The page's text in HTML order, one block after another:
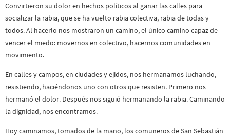
Convirtieron su dolor en hechos políticos al ganar las calles para
socializar la rabia, que se ha vuelto rabia colectiva, rabia de todas y
todos. Al hacerlo nos mostraron un camino, el único camino capaz de
vencer el miedo: movernos en colectivo, hacernos comunidades en
movimiento.
En calles y campos, en ciudades y ejidos, nos hermanamos luchando,
resistiendo, haciéndonos uno con otros que resisten. Primero nos
hermanó el dolor. Después nos siguió hermanando la rabia. Caminando
la dignidad, nos encontramos.
Hoy caminamos, tomados de la mano, los comuneros de San Sebastián